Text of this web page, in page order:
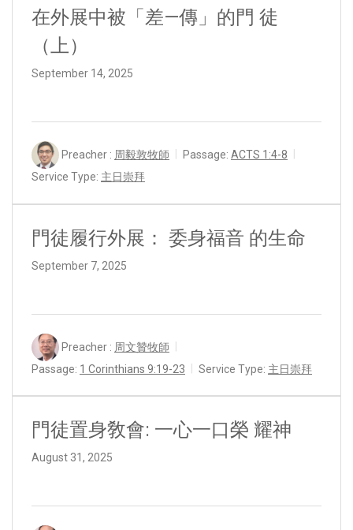
在外展中被「差—傳」的門 徒
（上）
September 14, 2025
Preacher : 周毅敦牧師 Passage: ACTS 1:4-8
Service Type: 主日崇拜
門徒履行外展： 委身福音 的生命
September 7, 2025
Preacher : 周文贊牧師
Passage: 1 Corinthians 9:19-23 Service Type: 主日崇拜
門徒置身敎會: 一心一口榮 耀神
August 31, 2025